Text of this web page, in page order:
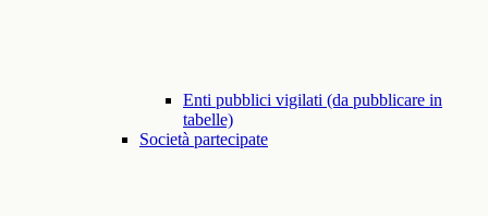
Enti pubblici vigilati (da pubblicare in
tabelle)
Società partecipate